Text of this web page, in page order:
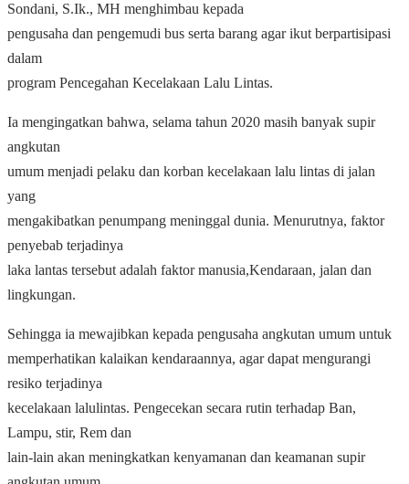
Sondani, S.Ik., MH menghimbau kepada
pengusaha dan pengemudi bus serta barang agar ikut berpartisipasi
dalam
program Pencegahan Kecelakaan Lalu Lintas.
Ia mengingatkan bahwa, selama tahun 2020 masih banyak supir
angkutan
umum menjadi pelaku dan korban kecelakaan lalu lintas di jalan
yang
mengakibatkan penumpang meninggal dunia. Menurutnya, faktor
penyebab terjadinya
laka lantas tersebut adalah faktor manusia,Kendaraan, jalan dan
lingkungan.
Sehingga ia mewajibkan kepada pengusaha angkutan umum untuk
memperhatikan kalaikan kendaraannya, agar dapat mengurangi
resiko terjadinya
kecelakaan lalulintas. Pengecekan secara rutin terhadap Ban,
Lampu, stir, Rem dan
lain-lain akan meningkatkan kenyamanan dan keamanan supir